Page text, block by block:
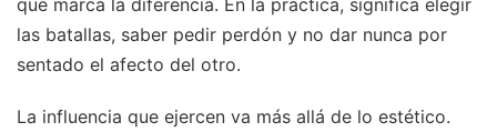
que marca la diferencia. En la práctica, significa elegir
las batallas, saber pedir perdón y no dar nunca por
sentado el afecto del otro.
La influencia que ejercen va más allá de lo estético.